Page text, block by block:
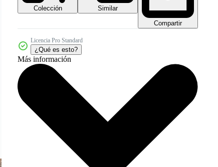
Colección
Similar
Compartir
Licencia Pro Standard
¿Qué es esto?
Más información